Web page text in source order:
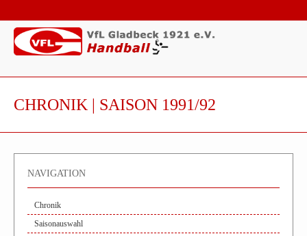
CHRONIK | SAISON 1991/92
NAVIGATION
Chronik
Saisonauswahl